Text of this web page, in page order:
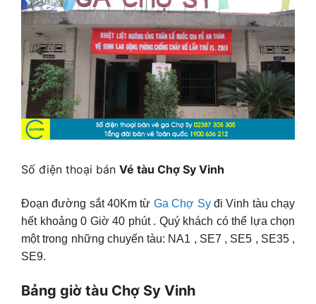
Số điện thoại bán Vé tàu Chợ Sy Vinh
Đoạn đường sắt 40Km từ Ga Chợ Syđi Vinh tàu chạy
hết khoảng 0 Giờ 40 phút . Quý khách có thể lựa chọn
một trong những chuyến tàu: NA1 , SE7 , SE5 , SE35 ,
SE9.
Bảng giờ tàu Chợ Sy Vinh